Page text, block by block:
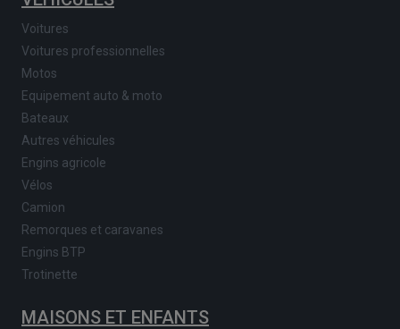
Voitures
Voitures professionnelles
Motos
Equipement auto & moto
Bateaux
Autres véhicules
Engins agricole
Vélos
Camion
Remorques et caravanes
Engins BTP
Trotinette
MAISONS ET ENFANTS